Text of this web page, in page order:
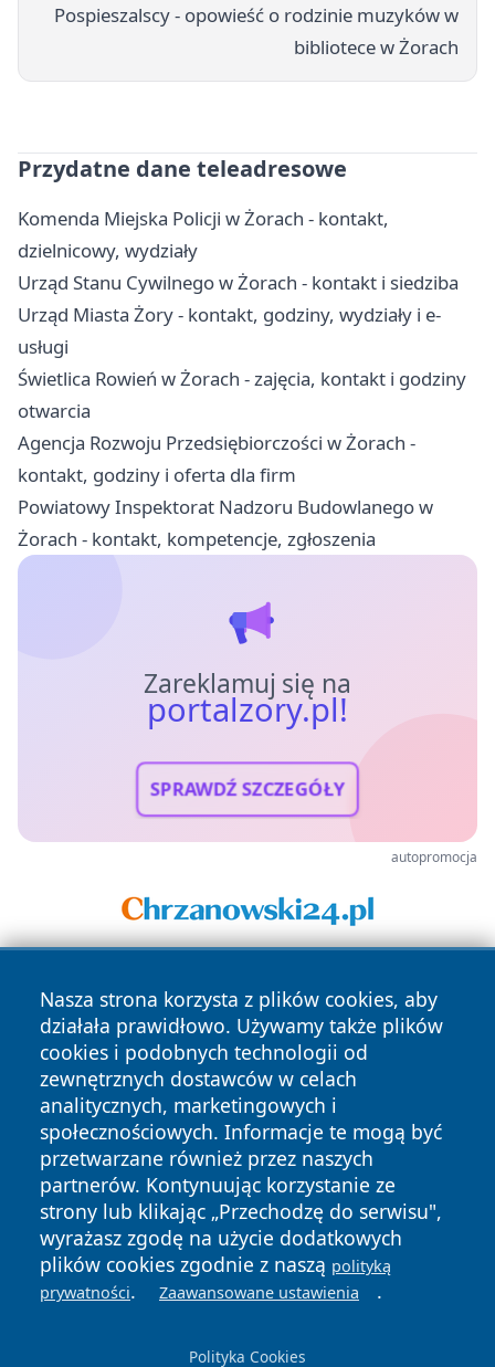
Pospieszalscy - opowieść o rodzinie muzyków w
bibliotece w Żorach
Przydatne dane teleadresowe
Komenda Miejska Policji w Żorach - kontakt,
dzielnicowy, wydziały
Urząd Stanu Cywilnego w Żorach - kontakt i siedziba
Urząd Miasta Żory - kontakt, godziny, wydziały i e-
usługi
Świetlica Rowień w Żorach - zajęcia, kontakt i godziny
otwarcia
Agencja Rozwoju Przedsiębiorczości w Żorach -
kontakt, godziny i oferta dla firm
Powiatowy Inspektorat Nadzoru Budowlanego w
Żorach - kontakt, kompetencje, zgłoszenia
Zareklamuj się na
portalzory.pl!
SPRAWDŹ SZCZEGÓŁY
autopromocja
Nasza strona korzysta z plików cookies, aby
działała prawidłowo. Używamy także plików
cookies i podobnych technologii od
zewnętrznych dostawców w celach
analitycznych, marketingowych i
społecznościowych. Informacje te mogą być
przetwarzane również przez naszych
partnerów. Kontynuując korzystanie ze
strony lub klikając „Przechodzę do serwisu",
wyrażasz zgodę na użycie dodatkowych
plików cookies zgodnie z naszą polityką
prywatności. Zaawansowane ustawienia .
Polityka Cookies
Copyright © 2026 portalzory.pl Wszystkie prawa zastrzeżone.
News Autorzy
Polityka
Prywatności
Polityka
Cookies